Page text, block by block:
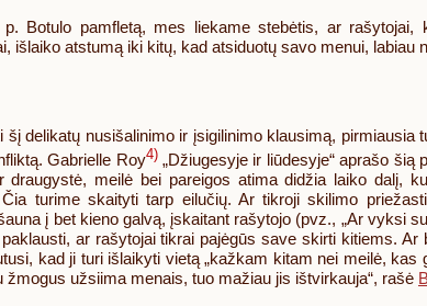
p. Botulo pamfletą, mes liekame stebėtis, ar
išlaiko atstumą iki kitų, kad atsiduotų savo menui, labiau
šį delikatų nusišalinimo ir įsigilinimo klausimą,
Gabrielle Roy4)„Džiugesyje ir liūdesyje“ aprašo šią
draugystė, meilė bei pareigos atima didžia laiko dalį,
Čia turime skaityti tarp eilučių. Ar tikroji skilimo
į bet kieno galvą, įskaitant rašytojo (pvz., „Ar vyksi
paklausti, ar rašytojai tikrai pajėgūs save skirti kitiems.
kad ji turi išlaikyti vietą „kažkam kitam nei meilė,
žmogus užsiima menais, tuo mažiau jis ištvirkauja“, rašė